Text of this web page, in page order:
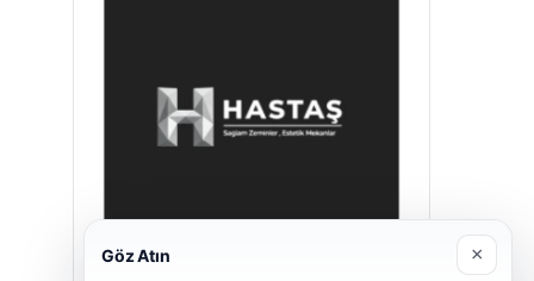
Göz Atın ×